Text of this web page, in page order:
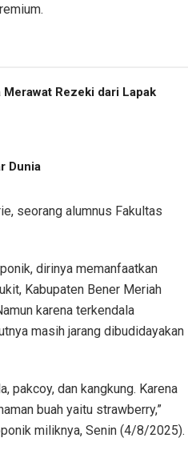
Rezeki dari Lapak
Dunia
seorang alumnus Fakultas
dirinya memanfaatkan
Kabupaten Bener Meriah
karena terkendala
masih jarang dibudidayakan
pakcoy, dan kangkung. Karena
buah yaitu strawberry,”
miliknya, Senin (4/8/2025).